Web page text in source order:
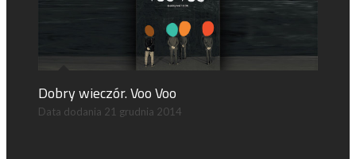
Dobry wieczór. Voo Voo
Data dodania 21 grudnia 2014